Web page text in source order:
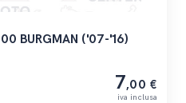
BURGMAN ('07-'16)
7,00 €
iva inclusa